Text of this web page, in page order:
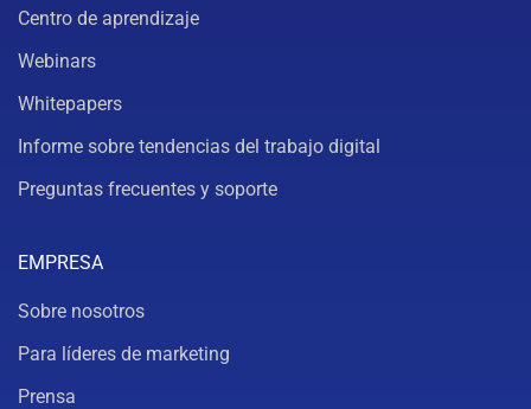
Centro de aprendizaje
Webinars
Whitepapers
Informe sobre tendencias del trabajo digital
Preguntas frecuentes y soporte
EMPRESA
Sobre nosotros
Para líderes de marketing
Prensa